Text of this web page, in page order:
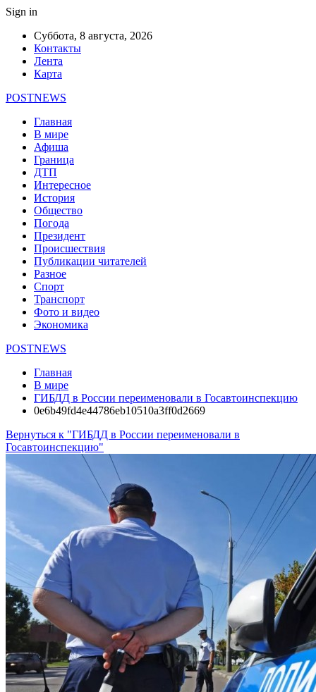
Sign in
Суббота, 8 августа, 2026
Контакты
Лента
Карта
POSTNEWS
Главная
В мире
Афиша
Граница
ДТП
Интересное
История
Общество
Погода
Президент
Происшествия
Публикации читателей
Разное
Спорт
Транспорт
Фото и видео
Экономика
POSTNEWS
Главная
В мире
ГИБДД в России переименовали в Госавтоинспекцию
0e6b49fd4e44786eb10510a3ff0d2669
Вернуться к "ГИБДД в России переименовали в
Госавтоинспекцию"